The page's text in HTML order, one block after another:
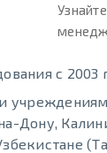
с 2003
Дону,